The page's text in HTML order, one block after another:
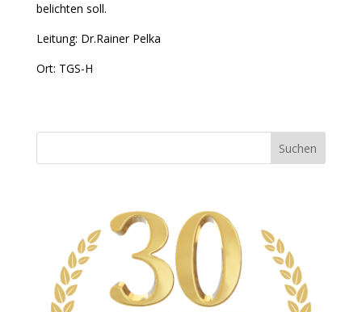
belichten soll.
Leitung: Dr.Rainer Pelka
Ort: TGS-H
Suchen